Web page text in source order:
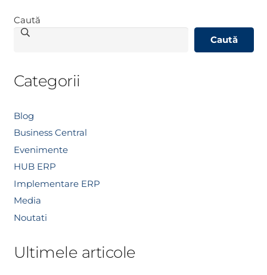
Caută
Caută
Categorii
Blog
Business Central
Evenimente
HUB ERP
Implementare ERP
Media
Noutati
Ultimele articole